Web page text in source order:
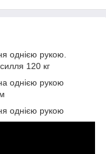
однією рукою.
120 кг
однією рукою
однією рукою